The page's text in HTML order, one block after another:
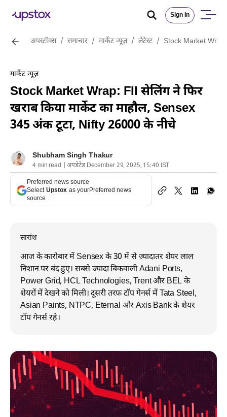
Sign In
अपस्टॉक्स / समाचार / मार्केट न्यूज़ / लेटेस्ट / Stock Market
मार्केट न्यूज़
Stock Market Wrap: FII सेलिंग ने फिर
खराब किया मार्केट का माहौल, Sensex
345 अंक टूटा, Nifty 26000 के नीचे
Shubham Singh Thakur
4 min read | अपडेटेड December 29, 2025, 15:40 IST
Preferred news source
Select Upstox as yourPreferred news
source
सारांश
आज के कारोबार में Sensex के 30 में से ज्यादातर शेयर लाल
निशान पर बंद हुए। सबसे ज्यादा बिकवाली Adani Ports,
Power Grid, HCL Technologies, Trent और BEL के
शेयरों में देखने को मिली। दूसरी तरफ टॉप गेनर्स में Tata Steel,
Asian Paints, NTPC, Eternal और Axis Bank के शेयर
टॉप गेनर्स रहे।